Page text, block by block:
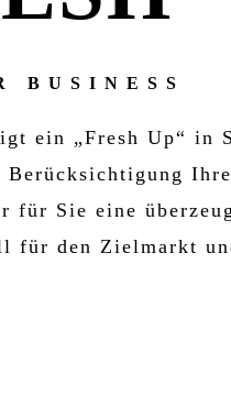
BUSINESS
ein „Fresh Up“ in
Sie eine
für den Zielmarkt